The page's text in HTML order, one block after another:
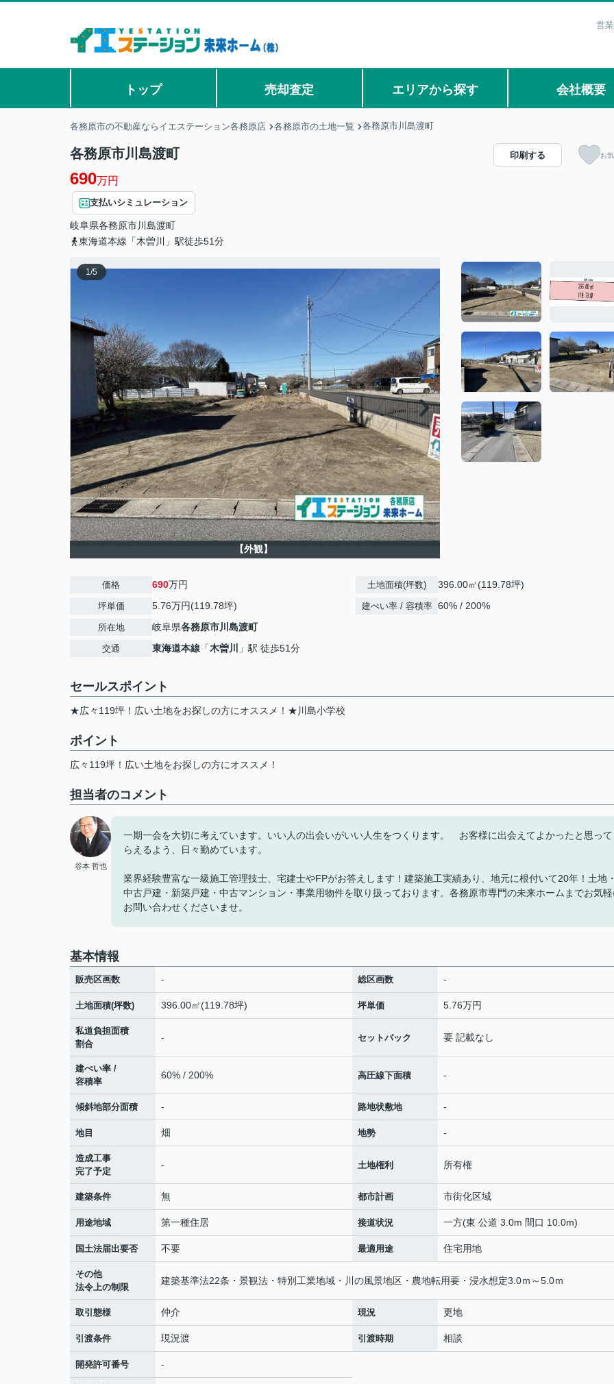
営
トップ 売却査定 エリアから探す 会社概要
各務原市の不動産ならイエステーション各務原店 各務原市の土地一覧 各務原市川島渡町
各務原市川島渡町
690万円
支払いシミュレーション
岐阜県各務原市川島渡町
東海道本線「木曽川」駅徒歩51分
印刷する お
1/5
【外観】
価格 690万円
坪単価 5.76万円(119.78坪)
所在地 岐阜県各務原市川島渡町
交通 東海道本線 「木曽川 」駅 徒歩51分
土地面積(坪数) 396.00㎡(119.78坪)
建ぺい率 / 容積率 60% / 200%
セールスポイント
★広々119坪！広い土地をお探しの方にオススメ！★川島小学校
ポイント
広々119坪！広い土地をお探しの方にオススメ！
担当者のコメント
谷本 哲也
一期一会を大切に考えています。いい人の出会いがいい人生をつくります。 お客様に出会えてよかったと思って
らえるよう、日々勤めています。
業界経験豊富な一級施工管理技士、宅建士やFPがお答えします！建築施工実績あり、地元に根付いて20年！土地・
中古戸建・新築戸建・中古マンション・事業用物件を取り扱っております。各務原市専門の未来ホームまでお気軽
お問い合わせくださいませ。
基本情報
販売区画数 - 総区画数 -
土地面積(坪数) 396.00㎡(119.78坪) 坪単価 5.76万円
私道負担面積
割合
- セットバック 要 記載なし
建ぺい率 /
容積率
60% / 200% 高圧線下面積 -
傾斜地部分面積 - 路地状敷地 -
地目 畑 地勢 -
造成工事
完了予定
- 土地権利 所有権
建築条件 無 都市計画 市街化区域
用途地域 第一種住居 接道状況 一方(東 公道 3.0m 間口 10.0m)
国土法届出要否 不要 最適用途 住宅用地
その他
法令上の制限
建築基準法22条・景観法・特別工業地域・川の風景地区・農地転用要・浸水想定3.0ｍ～5.0ｍ
取引態様 仲介 現況 更地
引渡条件 現況渡 引渡時期 相談
開発許可番号 -